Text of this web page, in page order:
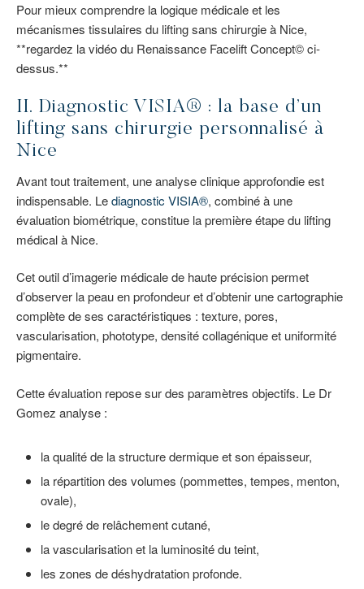
Pour mieux comprendre la logique médicale et les
mécanismes tissulaires du lifting sans chirurgie à Nice,
**regardez la vidéo du Renaissance Facelift Concept© ci-
dessus.**
II. Diagnostic VISIA® : la base d’un
lifting sans chirurgie personnalisé à
Nice
Avant tout traitement, une analyse clinique approfondie est
indispensable. Lediagnostic VISIA®, combiné à une
évaluation biométrique, constitue la première étape du lifting
médical à Nice.
Cet outil d’imagerie médicale de haute précision permet
d’observer la peau en profondeur et d’obtenir une cartographie
complète de ses caractéristiques : texture, pores,
vascularisation, phototype, densité collagénique et uniformité
pigmentaire.
Cette évaluation repose sur des paramètres objectifs. Le Dr
Gomez analyse :
la qualité de la structure dermique et son épaisseur,
la répartition des volumes (pommettes, tempes, menton,
ovale),
le degré de relâchement cutané,
la vascularisation et la luminosité du teint,
les zones de déshydratation profonde.